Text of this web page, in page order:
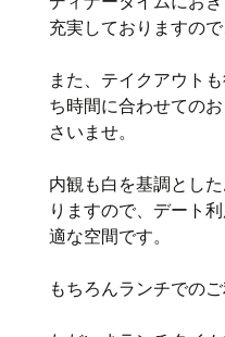
充実しておりますので
また、テイクアウト
ち時間に合わせての
さいませ。
内観も白を基調とし
りますので、デート
適な空間です。
もちろんランチでの